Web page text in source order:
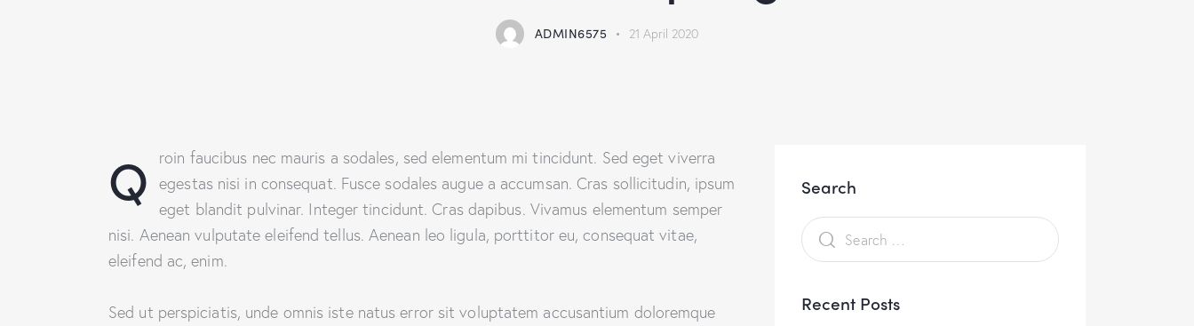
ADMIN6575 21 April 2020
Q
roin faucibus nec mauris a sodales, sed elementum mi tincidunt. Sed eget viverra
egestas nisi in consequat. Fusce sodales augue a accumsan. Cras sollicitudin, ipsum
eget blandit pulvinar. Integer tincidunt. Cras dapibus. Vivamus elementum semper
nisi. Aenean vulputate eleifend tellus. Aenean leo ligula, porttitor eu, consequat vitae,
eleifend ac, enim.
Sed ut perspiciatis, unde omnis iste natus error sit voluptatem accusantium doloremque
Search
Recent Posts